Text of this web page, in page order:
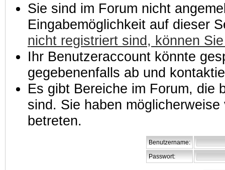
Sie sind im Forum nicht
Eingabemöglichkeit auf dieser
nicht registriert sind, können
Ihr Benutzeraccount könnte
gegebenenfalls ab und
Es gibt Bereiche im Forum, die
sind. Sie haben
betreten.
Benutzername:
Passwort: